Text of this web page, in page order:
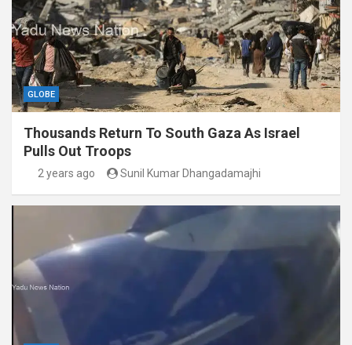
GLOBE
Thousands Return To South Gaza As Israel
Pulls Out Troops
2 years ago Sunil Kumar Dhangadamajhi